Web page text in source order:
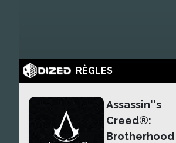
RÈGLES
Assassin''s
Creed®:
Brotherhood